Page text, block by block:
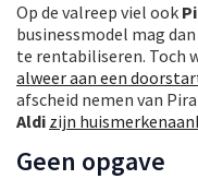
Op de valreep viel ook
businessmodel mag
te rentabiliseren. Toch
alweer aan een
afscheid nemen van
Aldi zijn
Geen opgave